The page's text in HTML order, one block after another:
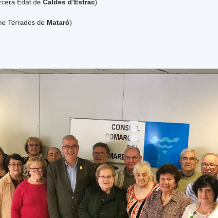
Edat de Caldes d’Estrac)
Terrades de Mataró)